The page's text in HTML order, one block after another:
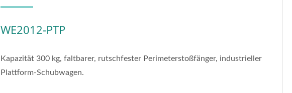
WE2012-PTP
Kapazität 300 kg, faltbarer, rutschfester Perimeterstoßfänger, industrieller
Plattform-Schubwagen.